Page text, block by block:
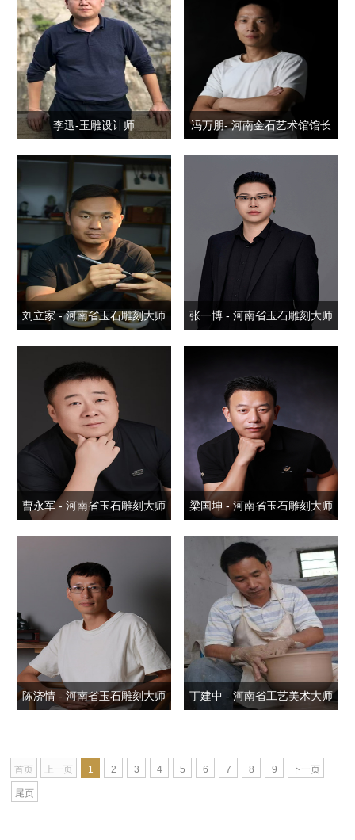
李迅-玉雕设计师 冯万朋- 河南金石艺术馆馆长
刘立家 - 河南省玉石雕刻大师 张一博 - 河南省玉石雕刻大师
曹永军 - 河南省玉石雕刻大师 梁国坤 - 河南省玉石雕刻大师
陈济情 - 河南省玉石雕刻大师 丁建中 - 河南省工艺美术大师
首页 上一页 1 2 3 4 5 6 7 8 9 下一页
尾页